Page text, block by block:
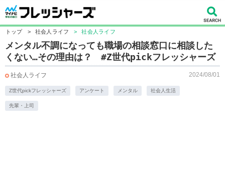
トップ > 社会人ライフ > 社会人ライフ
メンタル不調になっても職場の相談窓口に相談した
くない…その理由は？ #Z世代pickフレッシャーズ
社会人ライフ 2024/08/01
Z世代pickフレッシャーズ アンケート メンタル 社会人生活
先輩・上司